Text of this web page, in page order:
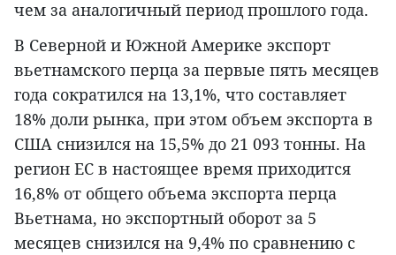
чем за аналогичный период прошлого года.
В Северной и Южной Америке экспорт
вьетнамского перца за первые пять месяцев
года сократился на 13,1%, что составляет
18% доли рынка, при этом объем экспорта в
США снизился на 15,5% до 21 093 тонны. На
регион ЕС в настоящее время приходится
16,8% от общего объема экспорта перца
Вьетнама, но экспортный оборот за 5
месяцев снизился на 9,4% по сравнению с